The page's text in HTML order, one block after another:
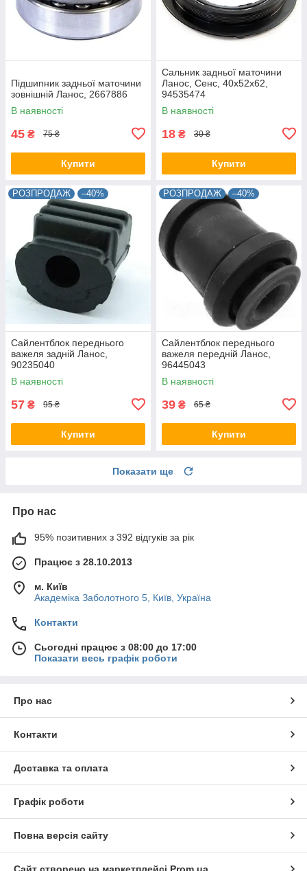
Підшипник задньої маточини
зовнішній Ланос, 2667886
В наявності
45 ₴ 75 ₴
Купити
Сальник задньої маточини
Ланос, Сенс, 40х52х62,
94535474
В наявності
18 ₴ 30 ₴
Купити
РОЗПРОДАЖ –40%
Сайлентблок переднього
важеля задній Ланос,
90235040
В наявності
57 ₴ 95 ₴
Купити
РОЗПРОДАЖ –40%
Сайлентблок переднього
важеля передній Ланос,
96445043
В наявності
39 ₴ 65 ₴
Купити
Показати ще
Про нас
95% позитивних з 392 відгуків за рік
Працює з 28.10.2013
м. Київ
Академіка Заболотного 5, Київ, Україна
Контакти
Сьогодні працює з 08:00 до 17:00
Показати весь графік роботи
Про нас
Контакти
Доставка та оплата
Графік роботи
Повна версія сайту